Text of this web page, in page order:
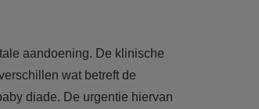
aandoening. De klinische
wat betreft de
diade. De urgentie hiervan